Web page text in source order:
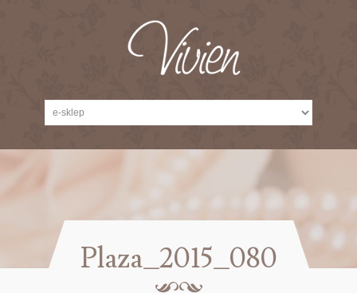
Plaza_2015_080